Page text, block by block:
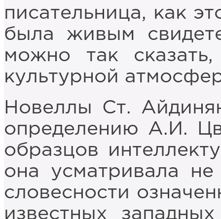
писательница, как
была живым
можно так
культурной
Новеллы Ст.
определению А.И.
образцов
она усматривала
словесности
известных